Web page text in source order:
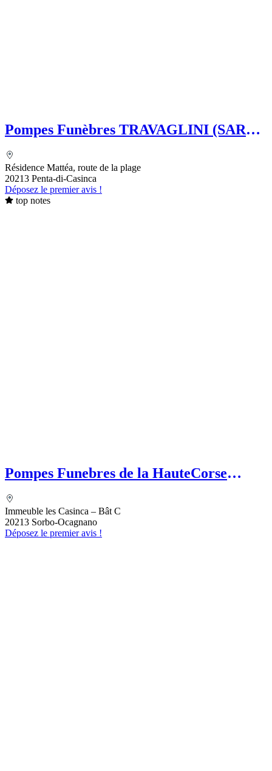
Pompes Funèbres TRAVAGLINI (SARL)
TRAVAGLINI - Chambre Funéraire
Résidence Mattéa, route de la plage
20213 Penta-di-Casinca
Déposez le premier avis !
top notes
Pompes Funebres de la HauteCorse
MEFETTAR Assia
Immeuble les Casinca – Bât C
20213 Sorbo-Ocagnano
Déposez le premier avis !